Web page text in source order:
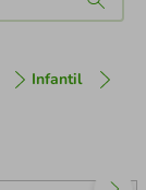
Infantil